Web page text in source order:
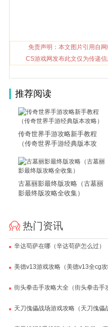
免责声明：本文图片引用自
CS游戏网发布此文仅为传递
推荐阅读
传奇世界手游攻略新手教程
（传奇世界手游经典版本攻
古墓丽影最终版攻略（古墓丽
影最终版攻略全收集）
热门资讯
辛达苟萨在哪（辛达苟萨怎么过）
美德v13游戏攻略（美德v13全cg攻
街头拳击手攻略大全（街头拳击手
天刀傀儡战场游戏攻略（天刀傀儡